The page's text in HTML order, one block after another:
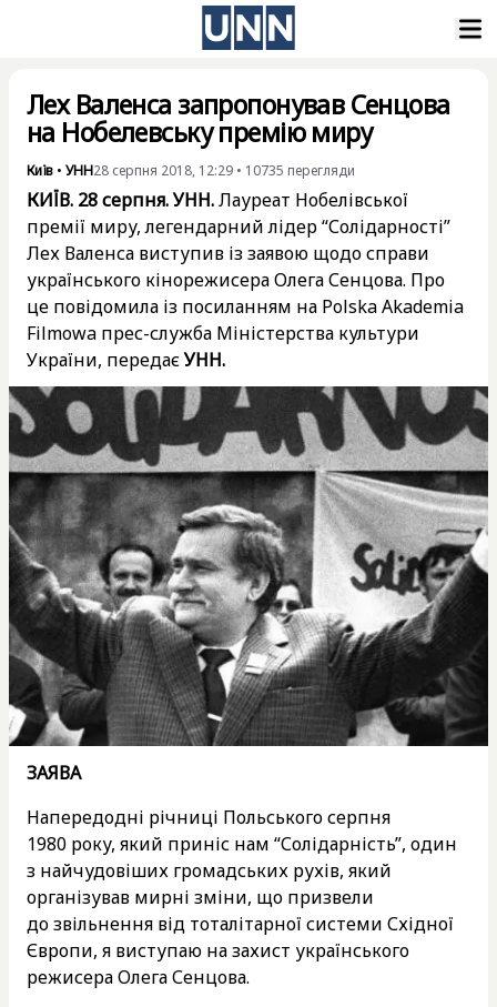
Лех Валенса запропонував Сенцова
на Нобелевську премію миру
Київ • УНН28 серпня 2018, 12:29 • 10735 перегляди
КИЇВ. 28 серпня. УНН.Лауреат Нобелівської
премії миру, легендарний лідер “Солідарності”
Лех Валенса виступив із заявою щодо справи
українського кінорежисера Олега Сенцова. Про
це повідомила із посиланням на Polska Akademia
Filmowa прес-служба Міністерства культури
України, передаєУНН.
ЗАЯВА
Напередодні річниці Польського серпня
1980 року, який приніс нам “Солідарність”, один
з найчудовіших громадських рухів, який
організував мирні зміни, що призвели
до звільнення від тоталітарної системи Східної
Європи, я виступаю на захист українського
режисера Олега Сенцова.